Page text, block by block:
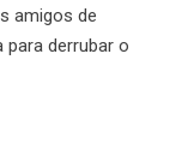
amigos de
derrubar o